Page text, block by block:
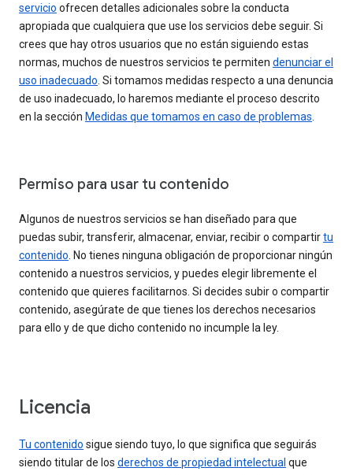
servicio ofrecen detalles adicionales sobre la conducta
apropiada que cualquiera que use los servicios debe seguir. Si
crees que hay otros usuarios que no están siguiendo estas
normas, muchos de nuestros servicios te permiten denunciar el
uso inadecuado . Si tomamos medidas respecto a una denuncia
de uso inadecuado, lo haremos mediante el proceso descrito
en la sección Medidas que tomamos en caso de problemas
Permiso para usar tu contenido
Algunos de nuestros servicios se han diseñado para que
puedas subir, transferir, almacenar, enviar, recibir o compartirtu
contenido . No tienes ninguna obligación de proporcionar ningún
contenido a nuestros servicios, y puedes elegir libremente el
contenido que quieres facilitarnos. Si decides subir o compartir
contenido, asegúrate de que tienes los derechos necesarios
para ello y de que dicho contenido no incumple la ley.
Licencia
Tu contenido sigue siendo tuyo, lo que significa que seguirás
siendo titular de los derechos de propiedad intelectual que